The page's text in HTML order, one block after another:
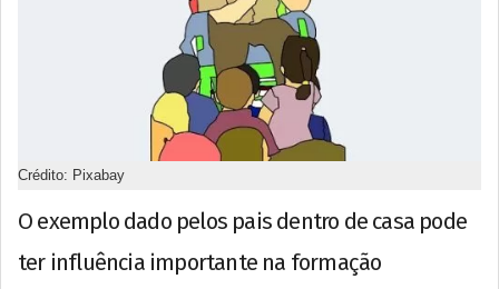
Crédito: Pixabay
O exemplo dado pelos pais dentro de casa pode
ter influência importante na formação